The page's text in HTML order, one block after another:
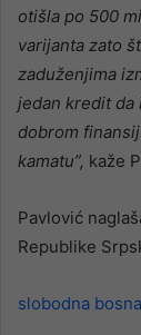
otišla po 500
varijanta zato
zaduženjima
jedan kredit da
dobrom
kamatu”, kaže
Pavlović
Republike
slobodna bosna